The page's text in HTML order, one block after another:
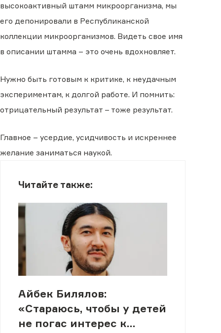
высокоактивный штамм микроорганизма, мы
его депонировали в Республиканской
коллекции микроорганизмов. Видеть свое имя
в описании штамма – это очень вдохновляет.
Нужно быть готовым к критике, к неудачным
экспериментам, к долгой работе. И помнить:
отрицательный результат – тоже результат.
Главное – усердие, усидчивость и искреннее
желание заниматься наукой.
Читайте также:
Айбек Билялов:
«Стараюсь, чтобы у детей
не погас интерес к